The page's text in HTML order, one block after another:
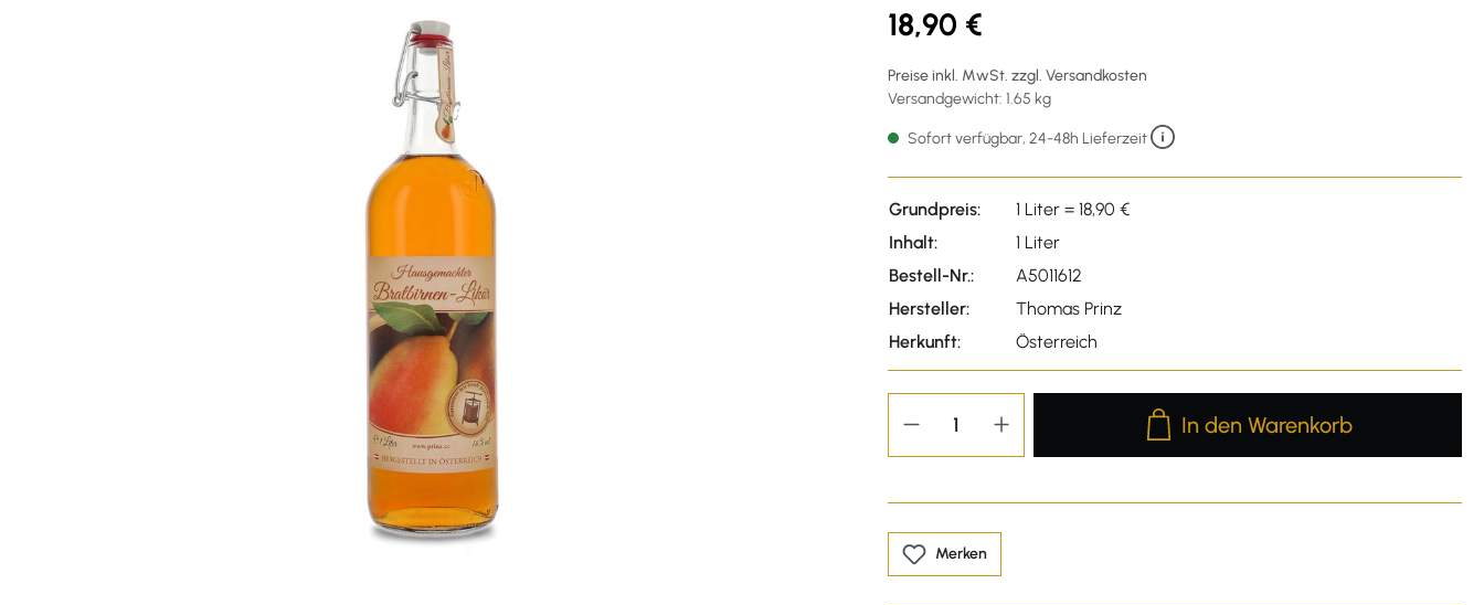
18,90 €
Preise inkl. MwSt. zzgl. Versandkosten
Versandgewicht: 1.65 kg
Sofort verfügbar, 24-48h Lieferzeit
Grundpreis:
1 Liter = 18,90 €
Inhalt:
1 Liter
Bestell-Nr.:
A5011612
Hersteller:
Thomas Prinz
Herkunft:
Österreich
Produkt Anzahl: Gib den
In den Warenkorb
Merken